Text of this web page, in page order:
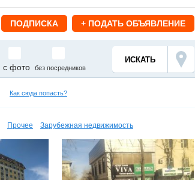
ПОДПИСКА + ПОДАТЬ ОБЪЯВЛЕНИЕ
с фото
без посредников
Как сюда попасть?
Прочее Зарубежная недвижимость